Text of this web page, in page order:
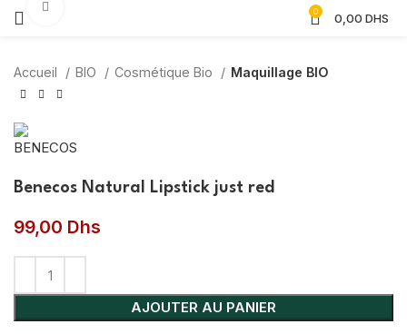
0 0,00 DHS
Accueil BIO Cosmétique Bio Maquillage BIO
Benecos Natural Lipstick just red
99,00 Dhs
AJOUTER AU PANIER